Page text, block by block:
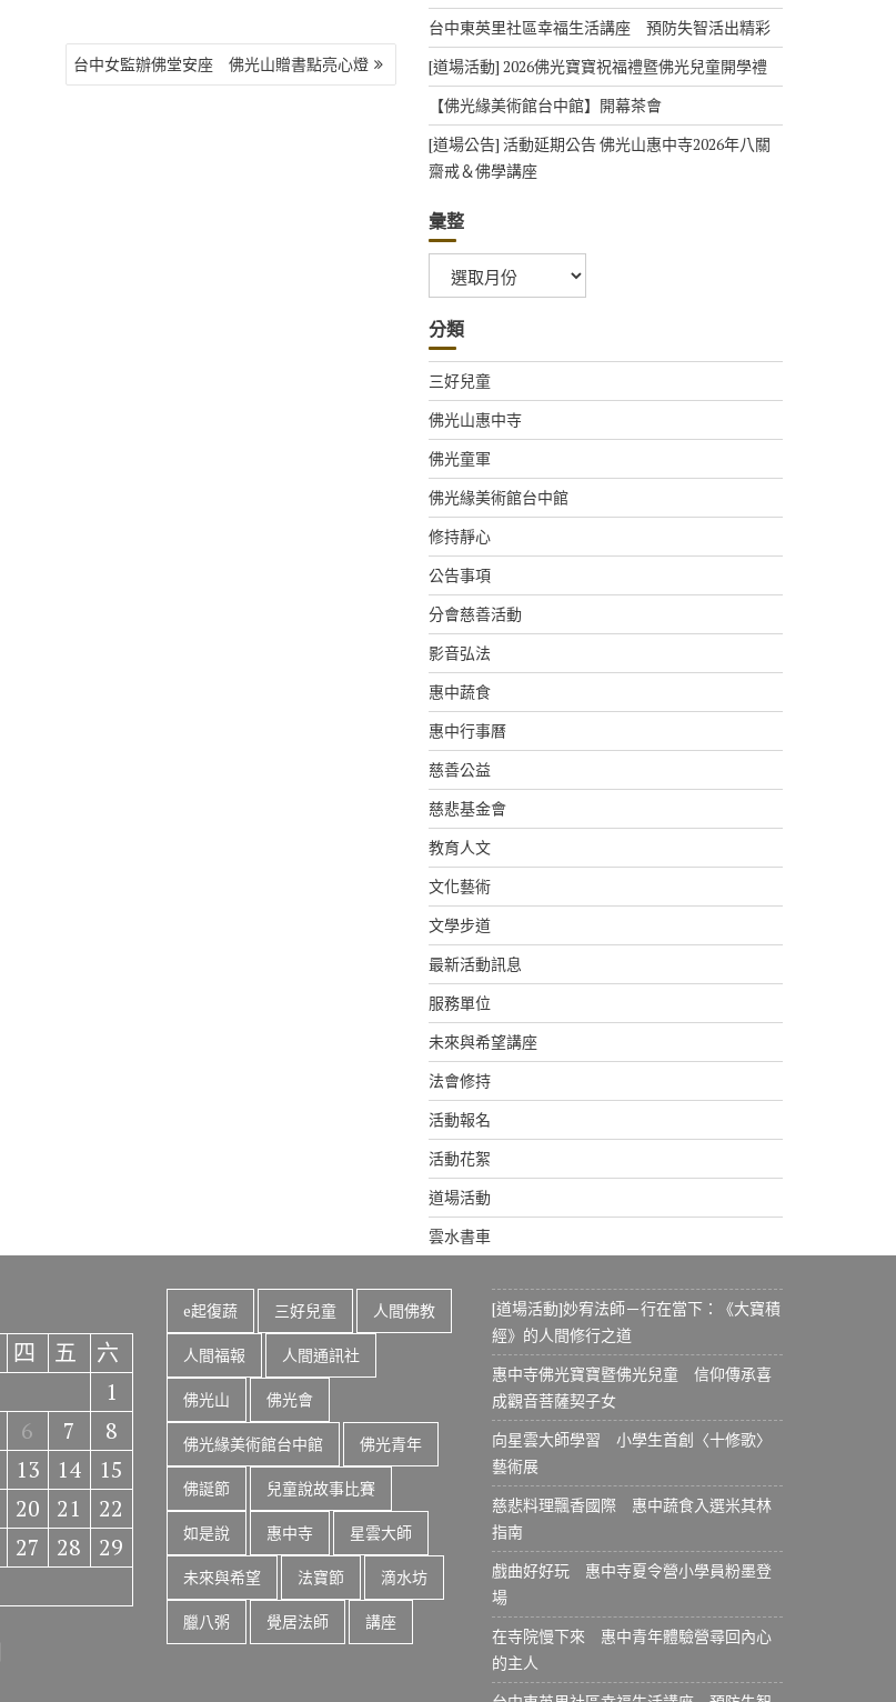
台中女監辦佛堂安座 佛光山贈書點亮心燈
台中東英里社區幸福生活講座 預防失智活出精彩
[道場活動] 2026佛光寶寶祝福禮暨佛光兒童開學禮
【佛光緣美術館台中館】開幕茶會
[道場公告] 活動延期公告 佛光山惠中寺2026年八關
齋戒＆佛學講座
彙整
整
分類
三好兒童
佛光山惠中寺
佛光童軍
佛光緣美術館台中館
修持靜心
公告事項
分會慈善活動
影音弘法
惠中蔬食
惠中行事曆
慈善公益
慈悲基金會
教育人文
文化藝術
文學步道
最新活動訊息
服務單位
未來與希望講座
法會修持
活動報名
活動花絮
道場活動
雲水書車
四 五
六
1
6 7
8
13 14
15
20 21
22
27 28
29
e起復蔬 三好兒童 人間佛教
人間福報 人間通訊社
佛光山 佛光會
佛光緣美術館台中館 佛光青年
佛誕節 兒童說故事比賽
如是說 惠中寺 星雲大師
未來與希望 法寶節 滴水坊
臘八粥 覺居法師 講座
[道場活動]妙宥法師－行在當下：《大寶積
經》的人間修行之道
惠中寺佛光寶寶暨佛光兒童 信仰傳承喜
成觀音菩薩契子女
向星雲大師學習 小學生首創〈十修歌〉
藝術展
慈悲料理飄香國際 惠中蔬食入選米其林
指南
戲曲好好玩 惠中寺夏令營小學員粉墨登
場
在寺院慢下來 惠中青年體驗營尋回內心
的主人